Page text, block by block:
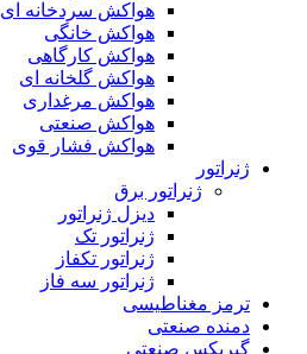
هواکش سردخانه ای
هواکش خانگی
هواکش کارگاهی
هواکش گلخانه ای
هواکش مرغداری
هواکش صنعتی
هواکش فشار قوی
ژنراتور
ژنراتور برق
دیزل ژنراتور
ژنراتور تک
ژنراتور تکفاز
ژنراتور سه فاز
ترمز مغناطیسی
دمنده صنعتی
گیربکس صنعتی